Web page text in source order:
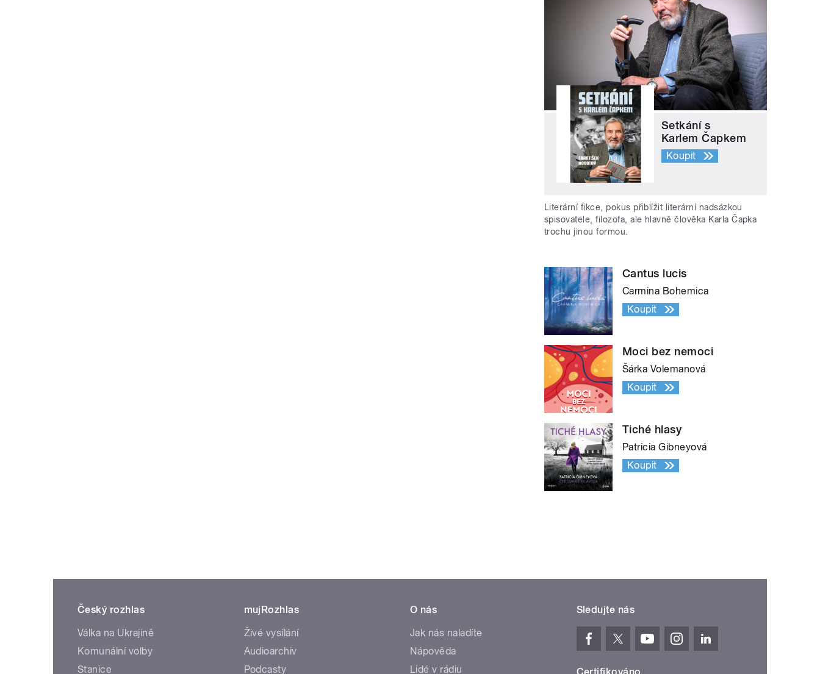
Setkání s
Karlem Čapkem
Koupit
Literární fikce, pokus přiblížit literární nadsázkou
spisovatele, filozofa, ale hlavně člověka Karla Čapka
trochu jinou formou.
Cantus lucis
Carmina Bohemica
Koupit
Moci bez nemoci
Šárka Volemanová
Koupit
Tiché hlasy
Patricia Gibneyová
Koupit
Český rozhlas
Válka na Ukrajině
Komunální volby
Stanice
mujRozhlas
Živé vysílání
Audioarchiv
Podcasty
O nás
Jak nás naladíte
Nápověda
Lidé v rádiu
Sledujte nás